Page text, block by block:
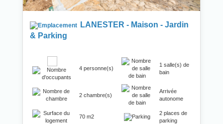
LANESTER - Maison - Jardin
& Parking
4 personne(s)
1 salle(s) de
bain
2 chambre(s)
Arrivée
autonome
70 m2
2 places de
parking